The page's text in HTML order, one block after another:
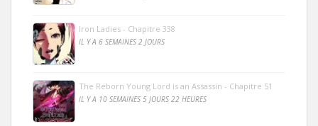
Iron Ladies - Chapitre 338
IL Y A 6 SEMAINES 2 JOURS
The Reborn Young Lord is an Assassin - Chapitre 51
IL Y A 10 SEMAINES 5 JOURS 22 HEURES